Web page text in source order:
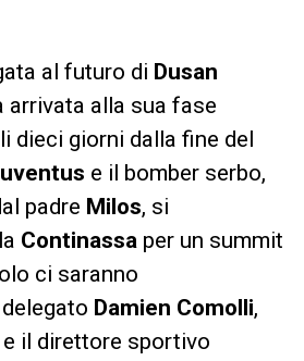
al futuro di Dusan
arrivata alla sua fase
dieci giorni dalla fine del
e il bomber serbo,
padre Milos, si
Continassaper un summit
ci saranno
Damien Comolli,
e il direttore sportivo